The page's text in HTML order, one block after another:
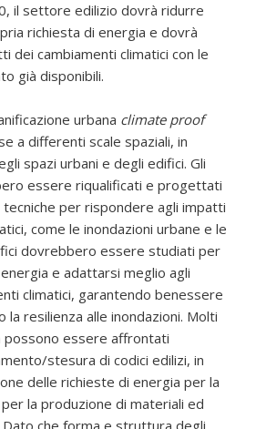
il settore edilizio dovrà ridurre
richiesta di energia e dovrà
dei cambiamenti climatici con le
già disponibili.
urbana climate proof
a differenti scale spaziali, in
spazi urbani e degli edifici. Gli
essere riqualificati e progettati
per rispondere agli impatti
come le inondazioni urbane e le
dovrebbero essere studiati per
e adattarsi meglio agli
climatici, garantendo benessere
la resilienza alle inondazioni. Molti
possono essere affrontati
stesura di codici edilizi, in
delle richieste di energia per la
la produzione di materiali ed